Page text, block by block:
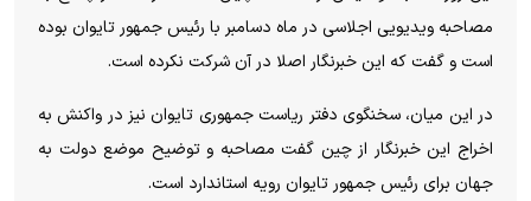
مصاحبه ویدیویی اجلاسی در ماه دسامبر با رئیس جمهور تایوان بوده
است و گفت که این خبرنگار اصلا در آن شرکت نکرده است.
در این میان، سخنگوی دفتر ریاست جمهوری تایوان نیز در واکنش به
اخراج این خبرنگار از چین گفت مصاحبه و توضیح موضع دولت به
جهان برای رئیس جمهور تایوان رویه استاندارد است.